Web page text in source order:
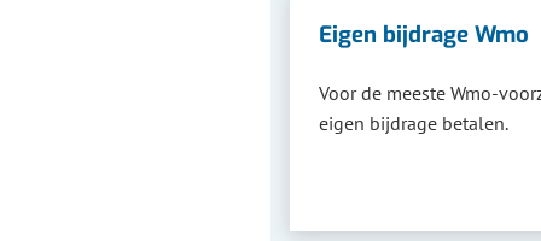
Eigen bijdrage Wmo
Voor de meeste Wmo-
eigen bijdrage betalen.